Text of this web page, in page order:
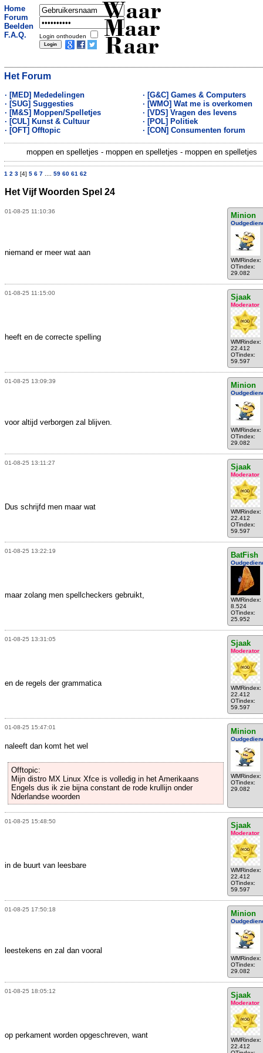
Home
Forum
Beelden
F.A.Q.
Login onthouden
Waar
Maar
Raar
Het Forum
· [MED] Mededelingen
· [SUG] Suggesties
· [M&S] Moppen/Spelletjes
· [CUL] Kunst & Cultuur
· [OFT] Offtopic
· [G&C] Games & Computers
· [WMO] Wat me is overkomen
· [VDS] Vragen des levens
· [POL] Politiek
· [CON] Consumenten forum
moppen en spelletjes - moppen en spelletjes - moppen en spelletjes
1 2 3 [4] 5 6 7 59 60 61 62
Het Vijf Woorden Spel 24
01-08-25 11:10:36 Minion
WMRindex:
OTindex:
29.082
niemand er meer wat aan
01-08-25 11:15:00 Sjaak
Moderator
WMRindex:
22.412
OTindex:
59.597
heeft en de correcte spelling
01-08-25 13:09:39 Minion
WMRindex:
OTindex:
29.082
voor altijd verborgen zal blijven.
01-08-25 13:11:27 Sjaak
Moderator
WMRindex:
22.412
OTindex:
59.597
Dus schrijfd men maar wat
01-08-25 13:22:19 BatFish
WMRindex:
8.524
OTindex:
25.952
maar zolang men spellcheckers gebruikt,
01-08-25 13:31:05 Sjaak
Moderator
WMRindex:
22.412
OTindex:
59.597
en de regels der grammatica
01-08-25 15:47:01 Minion
WMRindex:
OTindex:
29.082
naleeft dan komt het wel
Offtopic:
Mijn distro MX Linux Xfce is volledig in het Amerikaans
Engels dus ik zie bijna constant de rode krullijn onder
Nderlandse woorden
01-08-25 15:48:50 Sjaak
Moderator
WMRindex:
22.412
OTindex:
59.597
in de buurt van leesbare
01-08-25 17:50:18 Minion
WMRindex:
OTindex:
29.082
leestekens en zal dan vooral
01-08-25 18:05:12 Sjaak
Moderator
WMRindex:
22.412
op perkament worden opgeschreven, want